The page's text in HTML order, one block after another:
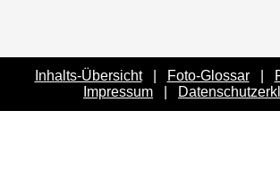
Inhalts-Übersicht| Foto-Glossar|
Impressum